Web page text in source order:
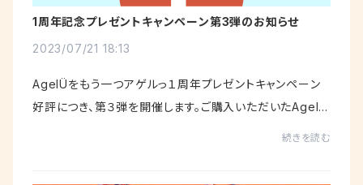
1周年記念プレゼントキャンペーン第3弾のお知らせ
2023/07/21 18:13
AgelÜをもう一つアゲルっ１周年プレゼントキャンペーン
好評につき、第３弾を開催します。ご購入いただいたAgelÜ
続きを読む